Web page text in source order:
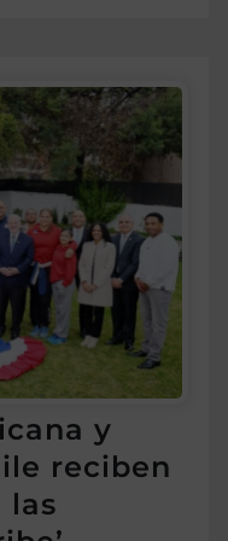
y
reciben
las